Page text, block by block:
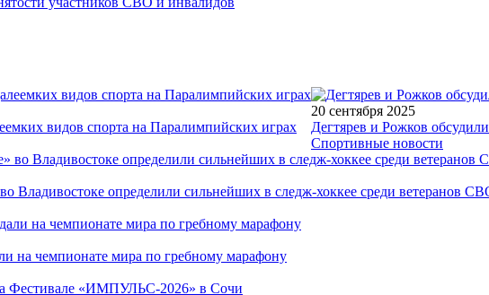
видов спорта на Паралимпийских играх
20 сентября 2025
Дегтярев и Рожков
Спортивные новости
Владивостоке определили сильнейших в следж-хоккее среди ветеранов
на чемпионате мира по гребному марафону